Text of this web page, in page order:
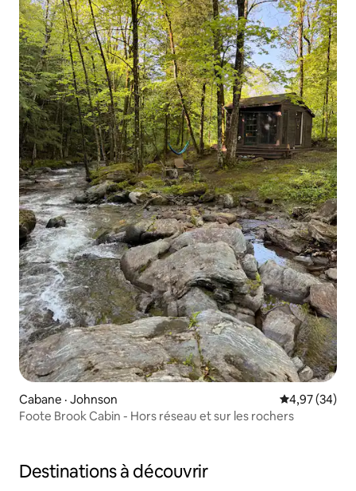
Cabane · Johnson Note
4,97 (34)
Foote Brook Cabin - Hors réseau et sur les rochers
Destinations à découvrir